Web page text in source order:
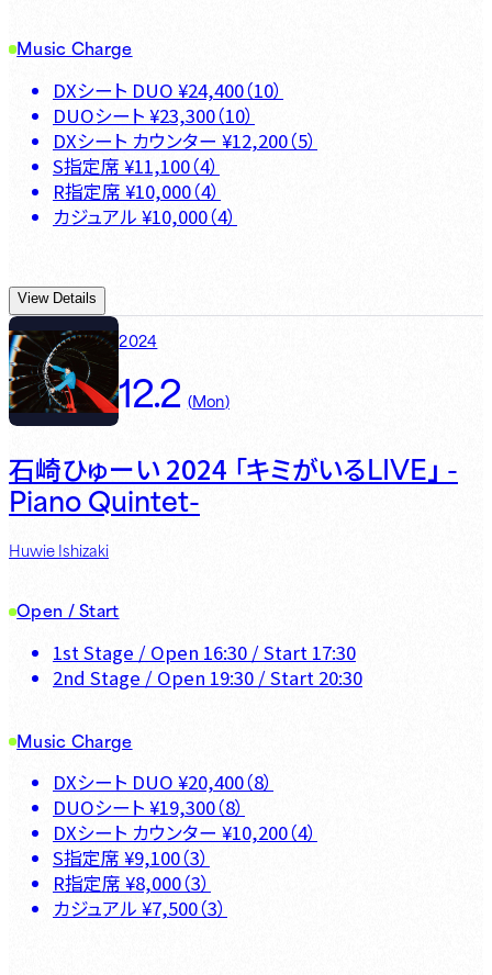
Music Charge
DXシート DUO ¥24,400（10）
DUOシート ¥23,300（10）
DXシート カウンター ¥12,200（5）
S指定席 ¥11,100（4）
R指定席 ¥10,000（4）
カジュアル ¥10,000（4）
View Details
2024
12.2 (Mon)
石崎ひゅーい 2024 「キミがいるLIVE」 -
Piano Quintet-
Huwie Ishizaki
Open / Start
1st Stage / Open 16:30 / Start 17:30
2nd Stage / Open 19:30 / Start 20:30
Music Charge
DXシート DUO ¥20,400（8）
DUOシート ¥19,300（8）
DXシート カウンター ¥10,200（4）
S指定席 ¥9,100（3）
R指定席 ¥8,000（3）
カジュアル ¥7,500（3）